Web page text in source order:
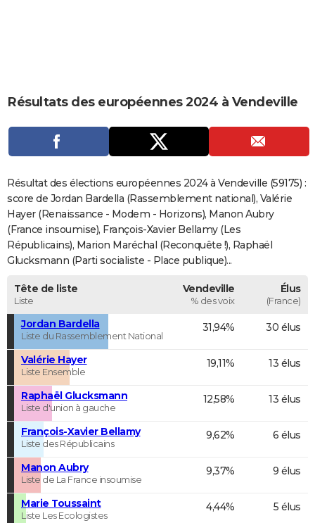
CARTE DE VOEUX
Carte de Noël
Carte Bonne année
Carte Saint-Valentin
Carte Pâques
Carte d'anniversaire
DICTIONNAIRE
Dictionnaire
Biographies
Citations
Expressions
Proverbes
PROGRAMME TV
COPAINS D'AVANT
S'inscrire
Se connecter
Lycées
Collèges
Primaires
Universités
Entreprises
Service militaire
Avis de recherche
AVIS DE DÉCÈS
FORUM
Résultats des européennes 2024 à Vendeville
Résultat des élections européennes 2024 à Vendeville (59175) :
score de Jordan Bardella (Rassemblement national), Valérie
Hayer (Renaissance - Modem - Horizons), Manon Aubry
(France insoumise), François-Xavier Bellamy (Les
Républicains), Marion Maréchal (Reconquête !), Raphaël
Glucksmann (Parti socialiste - Place publique)...
Tête de liste
Liste
Vendeville
% des voix
Élus
(France)
Jordan Bardella
Liste du Rassemblement National
31,94% 30 élus
Valérie Hayer
Liste Ensemble
19,11% 13 élus
Raphaël Glucksmann
Liste d'union à gauche
12,58% 13 élus
François-Xavier Bellamy
Liste des Républicains
9,62% 6 élus
Manon Aubry
Liste de La France insoumise
9,37% 9 élus
Marie Toussaint
Liste Les Ecologistes
4,44% 5 élus